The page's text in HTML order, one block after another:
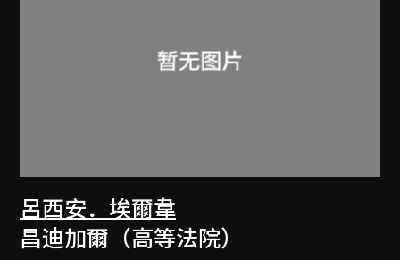
呂西安．埃爾韋
昌迪加爾（高等法院）